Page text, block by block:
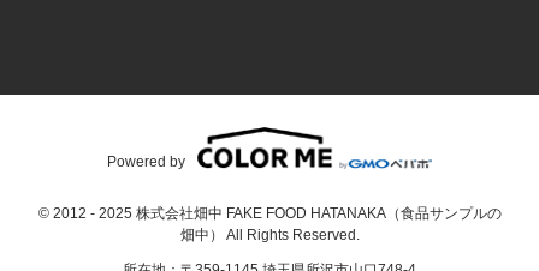
© 2012 - 2025 株式会社畑中 FAKE FOOD HATANAKA（食品サンプルの
畑中） All Rights Reserved.
Powered by